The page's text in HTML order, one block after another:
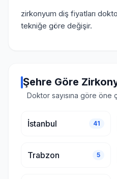
zirkonyum diş fiyatları
tekniğe göre değişir.
Şehre Göre
Doktor sayısına göre öne
İstanbul 41
Trabzon 5